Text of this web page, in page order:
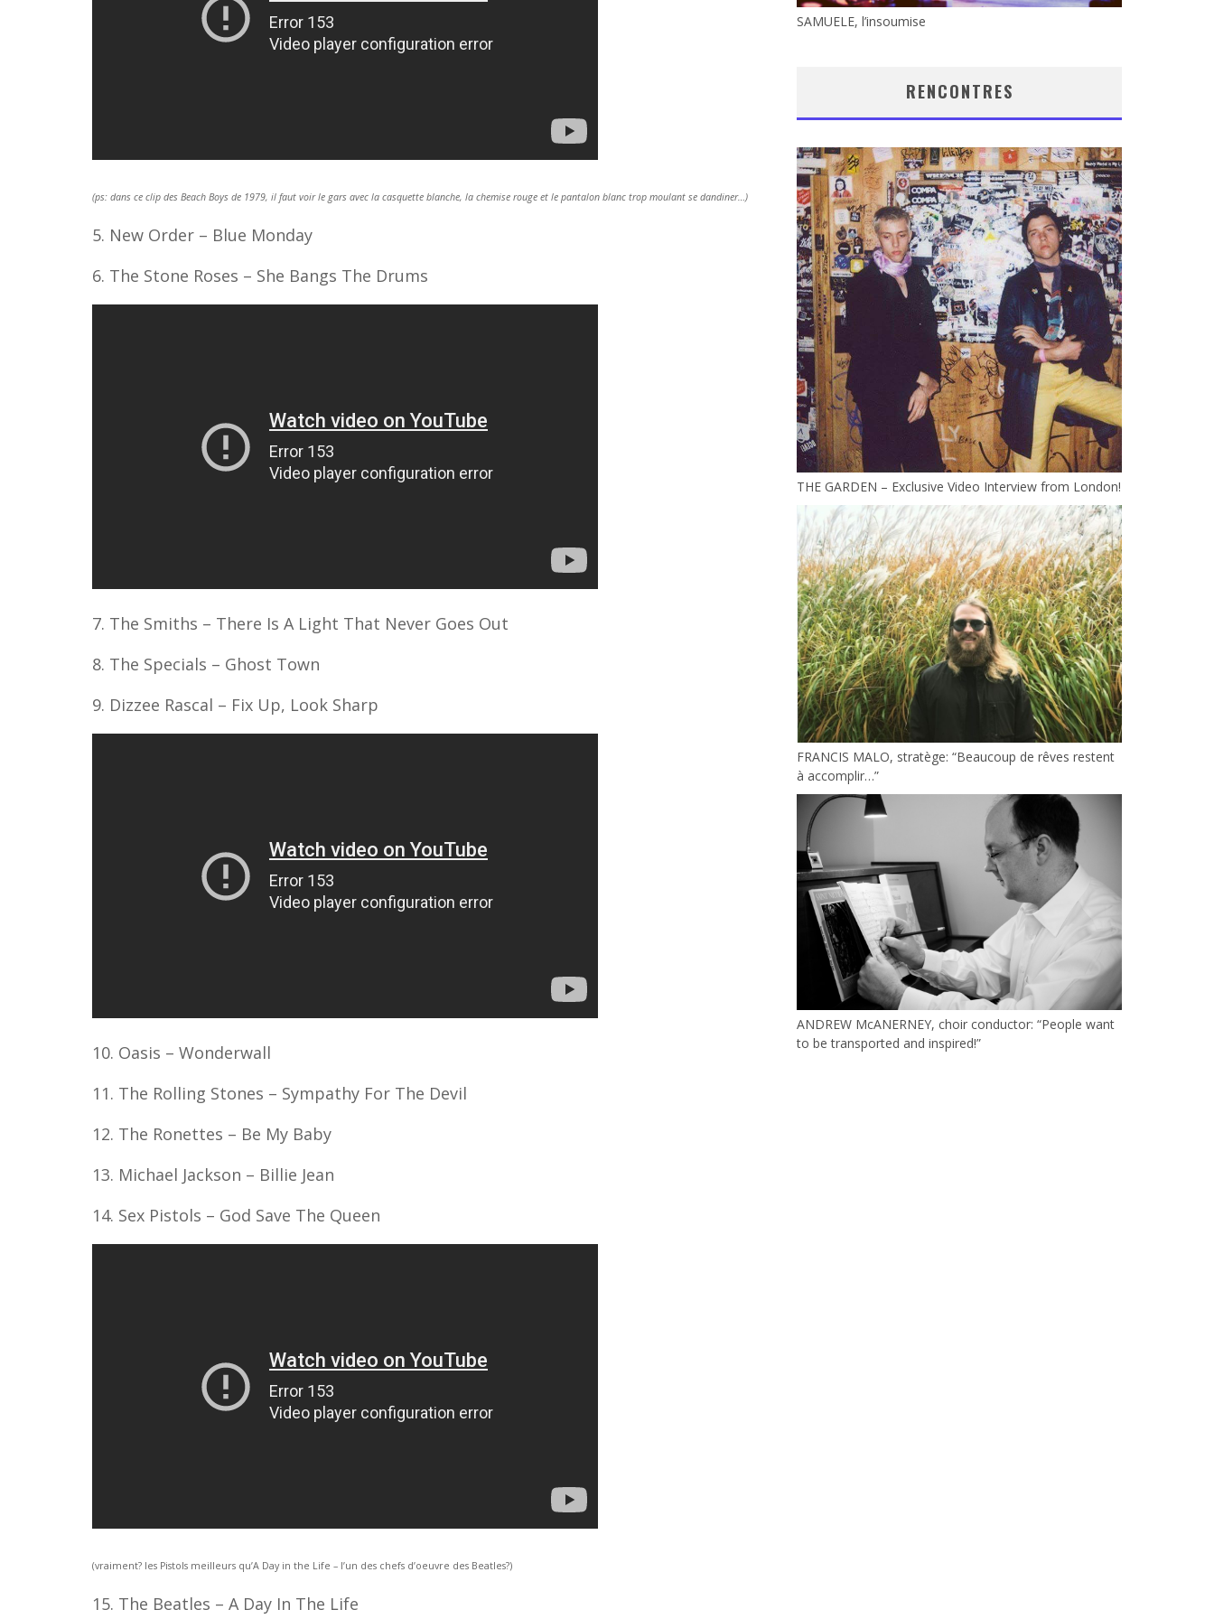
(ps: dans ce clip des Beach Boys de 1979, il faut voir le gars avec la casquette blanche, la chemise rouge et le pantalon blanc trop moulant se dandiner…)
5. New Order – Blue Monday
6. The Stone Roses – She Bangs The Drums
7. The Smiths – There Is A Light That Never Goes Out
8. The Specials – Ghost Town
9. Dizzee Rascal – Fix Up, Look Sharp
10. Oasis – Wonderwall
11. The Rolling Stones – Sympathy For The Devil
12. The Ronettes – Be My Baby
13. Michael Jackson – Billie Jean
14. Sex Pistols – God Save The Queen
(vraiment? les Pistols meilleurs qu’A Day in the Life – l’un des chefs d’oeuvre des Beatles?)
15. The Beatles – A Day In The Life
SAMUELE, l’insoumise
RENCONTRES
THE GARDEN – Exclusive Video Interview from London!
FRANCIS MALO, stratège: “Beaucoup de rêves restent
à accomplir…”
ANDREW McANERNEY, choir conductor: “People want
to be transported and inspired!”